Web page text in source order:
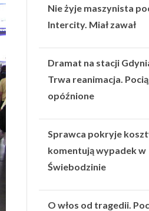
Nie żyje maszynista
Intercity. Miał zawał
Dramat na stacji
Trwa reanimacja.
opóźnione
Sprawca pokryje
komentują wypadek w
Świebodzinie
O włos od tragedii.